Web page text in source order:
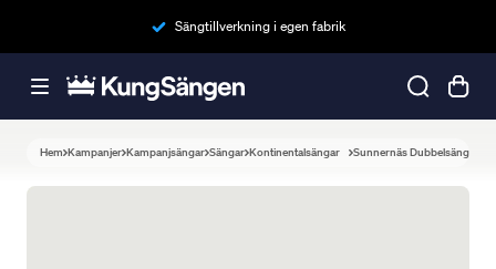
Sängtillverkning i egen fabrik
Hem Kampanjer Kampanjsängar Sängar Kontinentalsängar Sunnernäs Dubbelsäng